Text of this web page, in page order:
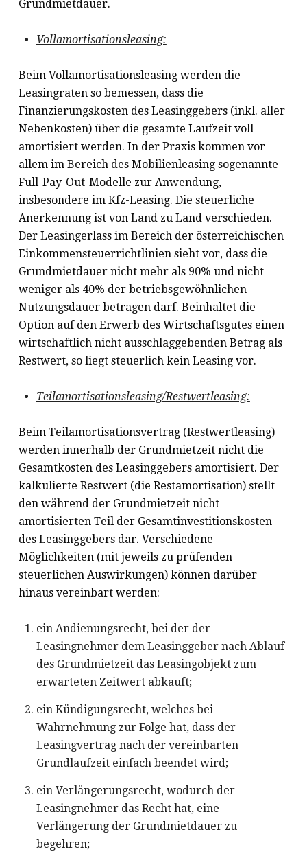
Grundmietdauer.
Vollamortisationsleasing:
Beim Vollamortisationsleasing werden die
Leasingraten so bemessen, dass die
Finanzierungskosten des Leasinggebers (inkl. aller
Nebenkosten) über die gesamte Laufzeit voll
amortisiert werden. In der Praxis kommen vor
allem im Bereich des Mobilienleasing sogenannte
Full-Pay-Out-Modelle zur Anwendung,
insbesondere im Kfz-Leasing. Die steuerliche
Anerkennung ist von Land zu Land verschieden.
Der Leasingerlass im Bereich der österreichischen
Einkommensteuerrichtlinien sieht vor, dass die
Grundmietdauer nicht mehr als 90% und nicht
weniger als 40% der betriebsgewöhnlichen
Nutzungsdauer betragen darf. Beinhaltet die
Option auf den Erwerb des Wirtschaftsgutes einen
wirtschaftlich nicht ausschlaggebenden Betrag als
Restwert, so liegt steuerlich kein Leasing vor.
Teilamortisationsleasing/Restwertleasing:
Beim Teilamortisationsvertrag (Restwertleasing)
werden innerhalb der Grundmietzeit nicht die
Gesamtkosten des Leasinggebers amortisiert. Der
kalkulierte Restwert (die Restamortisation) stellt
den während der Grundmietzeit nicht
amortisierten Teil der Gesamtinvestitionskosten
des Leasinggebers dar. Verschiedene
Möglichkeiten (mit jeweils zu prüfenden
steuerlichen Auswirkungen) können darüber
hinaus vereinbart werden:
ein Andienungsrecht, bei der der
Leasingnehmer dem Leasinggeber nach Ablauf
des Grundmietzeit das Leasingobjekt zum
erwarteten Zeitwert abkauft;
ein Kündigungsrecht, welches bei
Wahrnehmung zur Folge hat, dass der
Leasingvertrag nach der vereinbarten
Grundlaufzeit einfach beendet wird;
ein Verlängerungsrecht, wodurch der
Leasingnehmer das Recht hat, eine
Verlängerung der Grundmietdauer zu
begehren;